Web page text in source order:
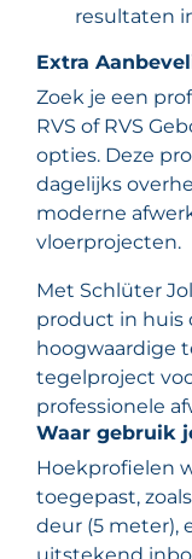
resultaten
Extra
Zoek je een
RVS of RVS
opties. Deze
dagelijks
moderne
vloerprojecten.
Met Schlüter
product in huis
hoogwaardige
tegelproject
professionele
Waar gebruik
Hoekprofielen
toegepast,
deur (5 meter),
uitstekend